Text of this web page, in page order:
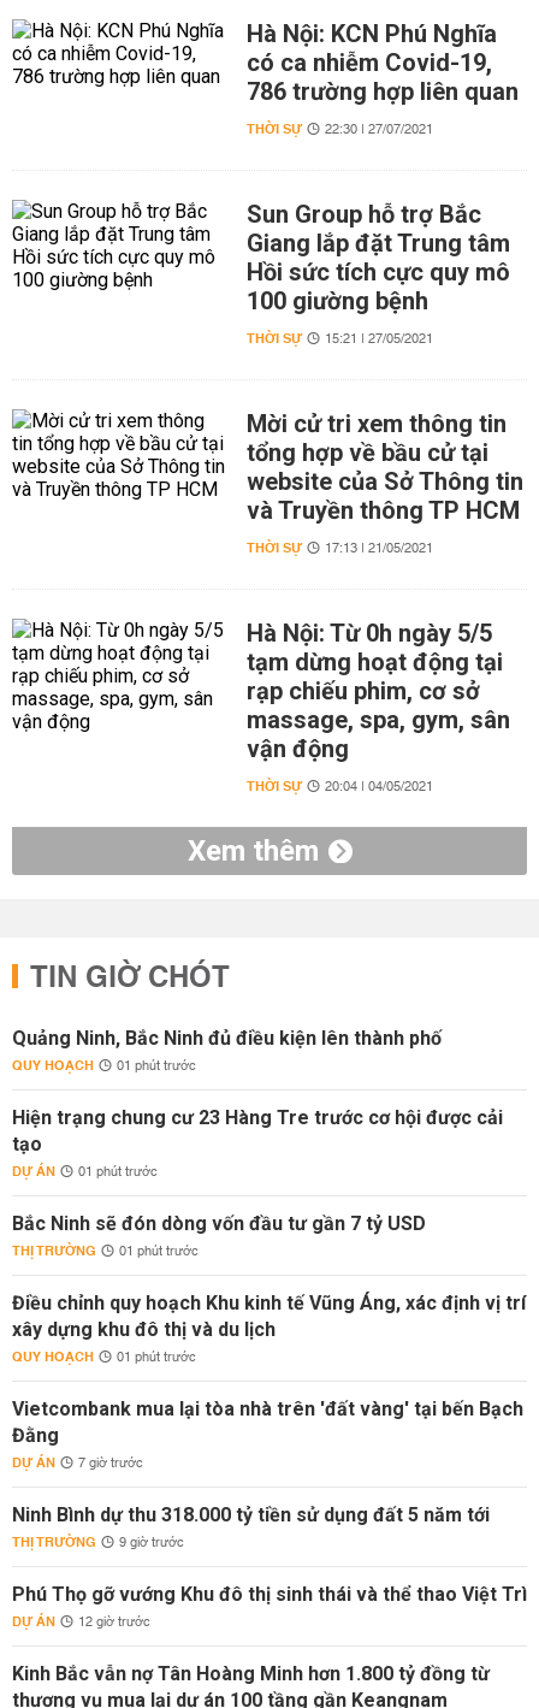
Hà Nội: KCN Phú Nghĩa
có ca nhiễm Covid-19,
786 trường hợp liên quan
THỜI SỰ 22:30 | 27/07/2021
Sun Group hỗ trợ Bắc
Giang lắp đặt Trung tâm
Hồi sức tích cực quy mô
100 giường bệnh
THỜI SỰ 15:21 | 27/05/2021
Mời cử tri xem thông tin
tổng hợp về bầu cử tại
website của Sở Thông tin
và Truyền thông TP HCM
THỜI SỰ 17:13 | 21/05/2021
Hà Nội: Từ 0h ngày 5/5
tạm dừng hoạt động tại
rạp chiếu phim, cơ sở
massage, spa, gym, sân
vận động
THỜI SỰ 20:04 | 04/05/2021
Xem thêm
TIN GIỜ CHÓT
Quảng Ninh, Bắc Ninh đủ điều kiện lên thành phố
QUY HOẠCH 01 phút trước
Hiện trạng chung cư 23 Hàng Tre trước cơ hội được cải
tạo
DỰ ÁN 01 phút trước
Bắc Ninh sẽ đón dòng vốn đầu tư gần 7 tỷ USD
THỊ TRƯỜNG 01 phút trước
Điều chỉnh quy hoạch Khu kinh tế Vũng Áng, xác định vị trí
xây dựng khu đô thị và du lịch
QUY HOẠCH 01 phút trước
Vietcombank mua lại tòa nhà trên 'đất vàng' tại bến Bạch
Đằng
DỰ ÁN 7 giờ trước
Ninh Bình dự thu 318.000 tỷ tiền sử dụng đất 5 năm tới
THỊ TRƯỜNG 9 giờ trước
Phú Thọ gỡ vướng Khu đô thị sinh thái và thể thao Việt Trì
DỰ ÁN 12 giờ trước
Kinh Bắc vẫn nợ Tân Hoàng Minh hơn 1.800 tỷ đồng từ
thương vụ mua lại dự án 100 tầng gần Keangnam